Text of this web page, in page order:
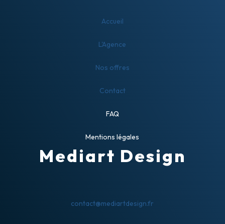
Accueil
L'Agence
Nos offres
Contact
FAQ
Mentions légales
Mediart Design
contact@mediartdesign.fr